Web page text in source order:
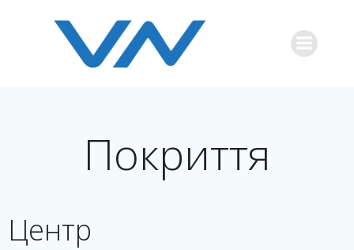
содержимому
Покриття
Центр